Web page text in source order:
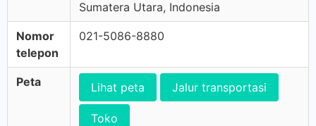
Sumatera Utara, Indonesia
Nomor
telepon
021-5086-8880
Peta Lihat peta Jalur transportasi
Toko